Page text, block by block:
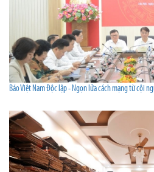
Báo Việt Nam Độc lập - Ngọn lửa cách mạng từ cội